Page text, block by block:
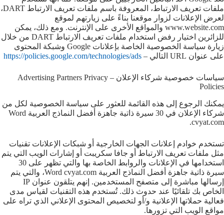
ملفات تعريف الارتباط، المعروفة باسم ملفات تعريف الارتباط DART،
لعرض الإعلانات لزوار موقعنا بناءً على زيارتهم لموقع
www.website.com والمواقع الأخرى على الإنترنت. ومع ذلك، يمكن
للزائرين اختيار رفض استخدام ملفات تعريف الارتباط DART من خلال
زيارة سياسة الخصوصية الخاصة بإعلانات Google وشبكة المحتوى
على عنوان URL التالي –
https://policies.google.com/technologies/ads
سياسات خصوصية شركاء الإعلان – Advertising Partners Privacy
Policies
يمكنك الرجوع إلى هذه القائمة للعثور على سياسة الخصوصية لكل من
شركاء الإعلان في 30 سيرة ذاتية جاهزة أفضل النماذج العربية Word
cvyat.com.
تستخدم خوادم إعلانات الجهات الخارجية أو شبكات الإعلانات تقنيات
مثل ملفات تعريف الارتباط أو جافا سكريبت أو إشارات الويب التي يتم
استخدامها في الإعلانات والروابط الخاصة بها والتي تظهر على 30
سيرة ذاتية جاهزة أفضل النماذج العربية Word cvyat.com، والتي يتم
إرسالها مباشرة إلى متصفح المستخدمين. إنهم يتلقون عنوان IP
الخاص بك تلقائيًا عند حدوث ذلك. تُستخدم هذه التقنيات لقياس مدى
فعالية حملاتها الإعلانية و/أو لتخصيص المحتوى الإعلاني الذي تراه على
مواقع الويب التي تزورها.